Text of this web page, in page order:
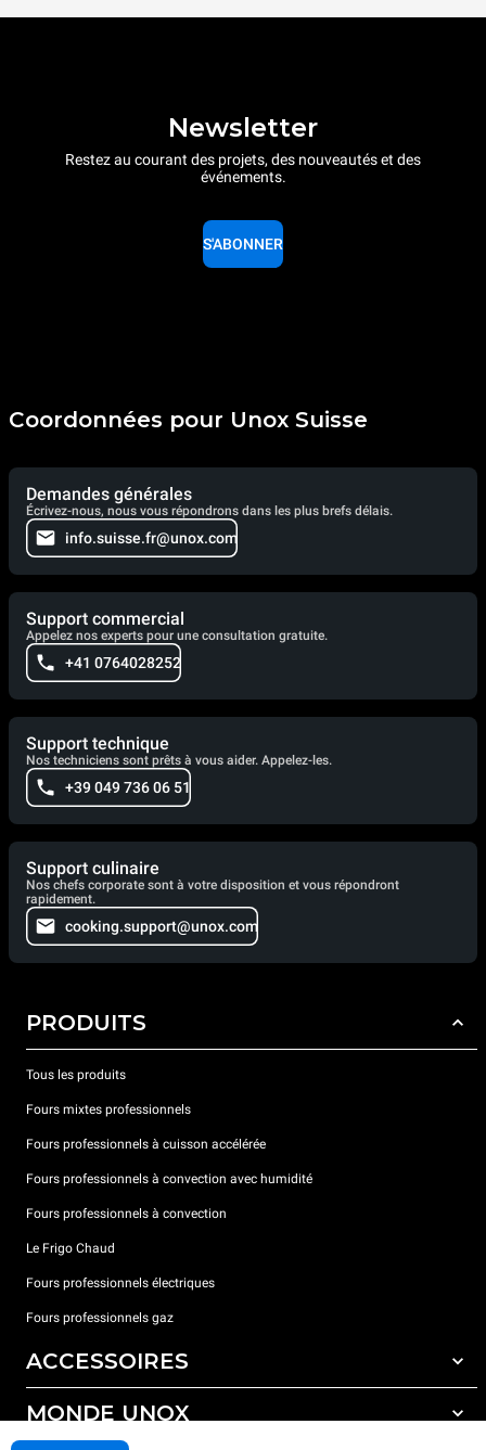
Newsletter
Restez au courant des projets, des nouveautés et des
événements.
S'ABONNER
Coordonnées pour Unox Suisse
Demandes générales
Écrivez-nous, nous vous répondrons dans les plus brefs délais.
info.suisse.fr@unox.com
Support commercial
Appelez nos experts pour une consultation gratuite.
+41 0764028252
Support technique
Nos techniciens sont prêts à vous aider. Appelez-les.
+39 049 736 06 51
Support culinaire
Nos chefs corporate sont à votre disposition et vous répondront
rapidement.
cooking.support@unox.com
PRODUITS
Tous les produits
Fours mixtes professionnels
Fours professionnels à cuisson accélérée
Fours professionnels à convection avec humidité
Fours professionnels à convection
Le Frigo Chaud
Fours professionnels électriques
Fours professionnels gaz
ACCESSOIRES
Tous les accessoires
MONDE UNOX